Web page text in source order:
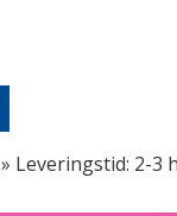
» Leveringstid: 2-3